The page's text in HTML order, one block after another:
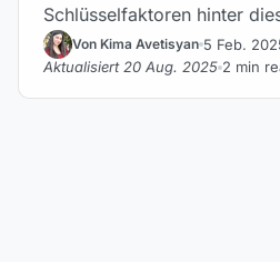
Schlüsselfaktoren hinter
Von Kima Avetisyan 5 Feb.
Aktualisiert 20 Aug. 2025 2 min